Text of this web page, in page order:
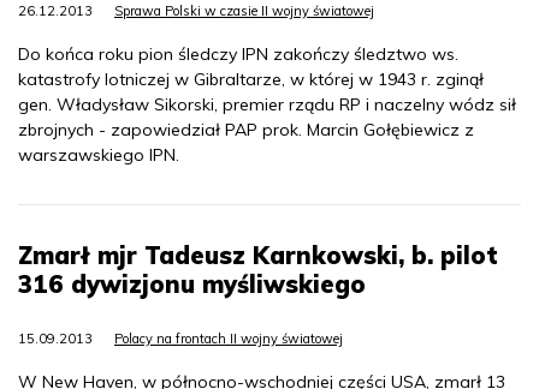
26.12.2013 Sprawa Polski w czasie II wojny światowej
Do końca roku pion śledczy IPN zakończy śledztwo ws.
katastrofy lotniczej w Gibraltarze, w której w 1943 r. zginął
gen. Władysław Sikorski, premier rządu RP i naczelny wódz sił
zbrojnych - zapowiedział PAP prok. Marcin Gołębiewicz z
warszawskiego IPN.
Zmarł mjr Tadeusz Karnkowski, b. pilot
316 dywizjonu myśliwskiego
15.09.2013 Polacy na frontach II wojny światowej
W New Haven, w północno-wschodniej części USA, zmarł 13